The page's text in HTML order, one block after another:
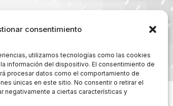
consentimiento
utilizamos tecnologías como las cookies
información del dispositivo. El consentimiento de
procesar datos como el comportamiento de
únicas en este sitio. No consentir o retirar el
negativamente a ciertas características y